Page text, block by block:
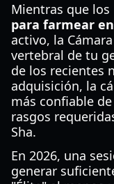
Mientras que
para farmear
activo, la
vertebral de tu
de los recientes
adquisición, la
más confiable
rasgos
Sha.
En 2026, una
generar